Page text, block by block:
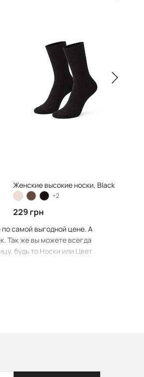
Женские высокие носки, Black
+2
229 грн
самой выгодной цене. А
Так же вы можете всегда
будь то Носки или Цвет